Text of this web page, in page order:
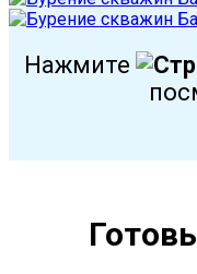
Нажмите